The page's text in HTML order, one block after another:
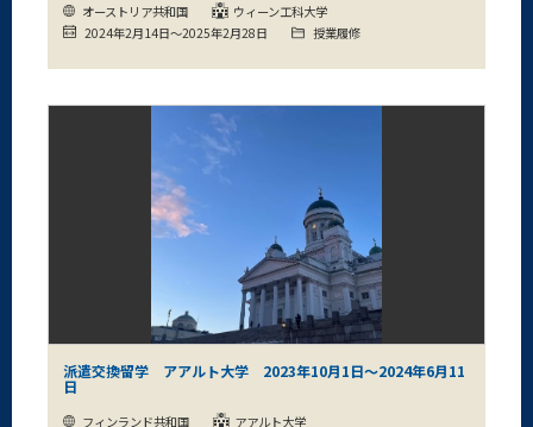
オーストリア共和国
ウィーン工科大学
2024年2月14日～2025年2月28日
授業履修
派遣交換留学 アアルト大学 2023年10月1日～2024年6月11
日
フィンランド共和国
アアルト大学